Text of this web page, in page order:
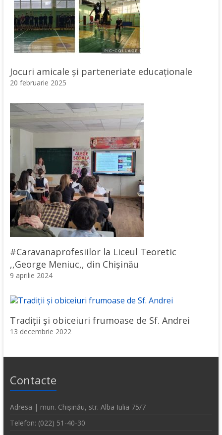
Jocuri amicale și parteneriate educaționale
20 februarie 2025
#Caravanaprofesiilor la Liceul Teoretic
,,George Meniuc,, din Chișinău
9 aprilie 2024
Tradiții și obiceiuri frumoase de Sf. Andrei
13 decembrie 2022
Contacte
Adresa | mun. Chișinău, str. Alba Iulia 75/7
Telefon: (022) 51-40-30